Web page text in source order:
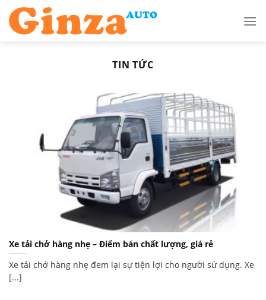
Skip
content
TIN TỨC
Xe tải chở hàng nhẹ – Điểm bán chất lượng, giá rẻ
Xe tải chở hàng nhẹ đem lại sự tiện lợi cho người sử dụng. Xe
[...]